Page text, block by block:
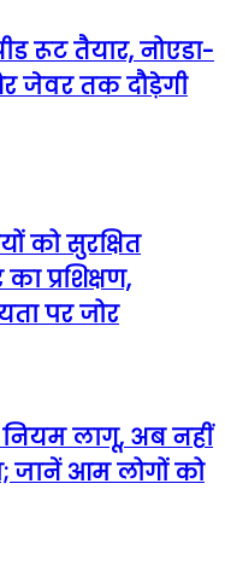
रूट तैयार, नोएडा-
जेवर तक दौड़ेगी
को सुरक्षित
का प्रशिक्षण,
पर जोर
लागू, अब नहीं
जानें आम लोगों को